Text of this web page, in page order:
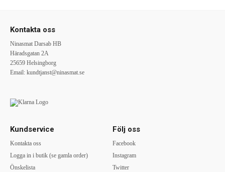
Kontakta oss
Ninasmat Darsab HB
Häradsgatan 2A
25659 Helsingborg
Email: kundtjanst@ninasmat.se
Kundservice
Kontakta oss
Logga in i butik (se gamla order)
Önskelista
Följ oss
Facebook
Instagram
Twitter